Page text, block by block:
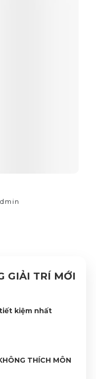
GIẢI TRÍ MỚI
kiệm nhất
THÍCH MÔN